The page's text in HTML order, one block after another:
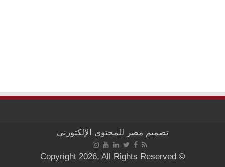
تصميم مصر للمحتوى الإلكتورنى
© Copyright 2026, All Rights Reserved